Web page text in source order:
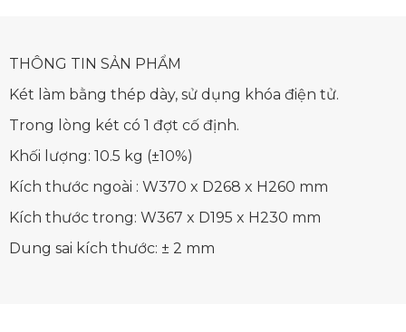
THÔNG TIN SẢN PHẨM
Két làm bằng thép dày, sử dụng khóa điện tử.
Trong lòng két có 1 đợt cố định.
Khối lượng: 10.5 kg (±10%)
Kích thước ngoài : W370 x D268 x H260 mm
Kích thước trong: W367 x D195 x H230 mm
Dung sai kích thước: ± 2 mm